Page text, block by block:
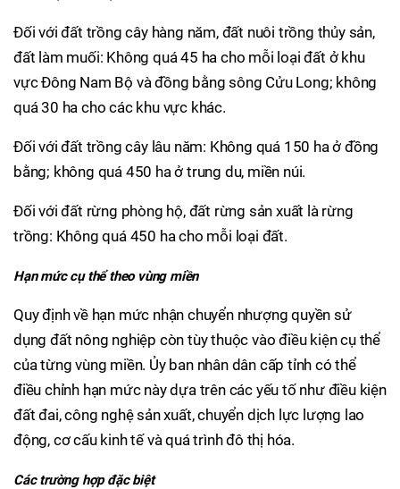
Đối với đất trồng cây hàng năm, đất nuôi trồng thủy sản,
đất làm muối: Không quá 45 ha cho mỗi loại đất ở khu
vực Đông Nam Bộ và đồng bằng sông Cửu Long; không
quá 30 ha cho các khu vực khác.
Đối với đất trồng cây lâu năm: Không quá 150 ha ở đồng
bằng; không quá 450 ha ở trung du, miền núi.
Đối với đất rừng phòng hộ, đất rừng sản xuất là rừng
trồng: Không quá 450 ha cho mỗi loại đất.
Hạn mức cụ thể theo vùng miền
Quy định về hạn mức nhận chuyển nhượng quyền sử
dụng đất nông nghiệp còn tùy thuộc vào điều kiện cụ thể
của từng vùng miền. Ủy ban nhân dân cấp tỉnh có thể
điều chỉnh hạn mức này dựa trên các yếu tố như điều kiện
đất đai, công nghệ sản xuất, chuyển dịch lực lượng lao
động, cơ cấu kinh tế và quá trình đô thị hóa.
Các trường hợp đặc biệt